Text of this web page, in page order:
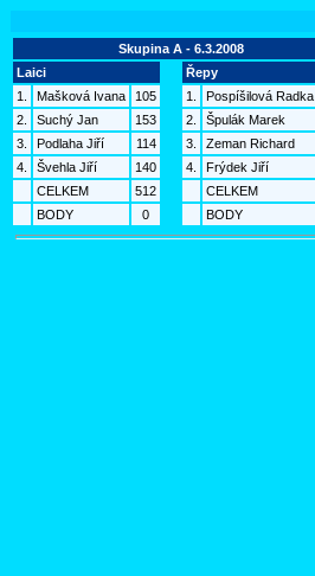
Skupina A - 6.3.2008
Laici
Řepy
1.
Mašková Ivana 105 1. Pospíšilová Radka
2.
Suchý Jan 153 2. Špulák Marek
3.
Podlaha Jiří 114 3. Zeman Richard
4.
Švehla Jiří 140 4. Frýdek Jiří
CELKEM
512 CELKEM
BODY
0 BODY